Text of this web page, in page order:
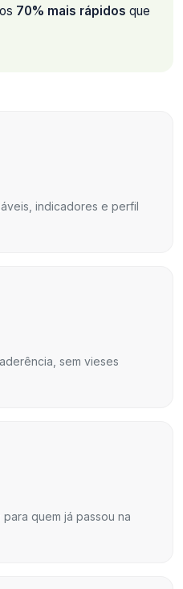
70% mais rápidos que
indicadores e perfil
sem vieses
quem já passou na